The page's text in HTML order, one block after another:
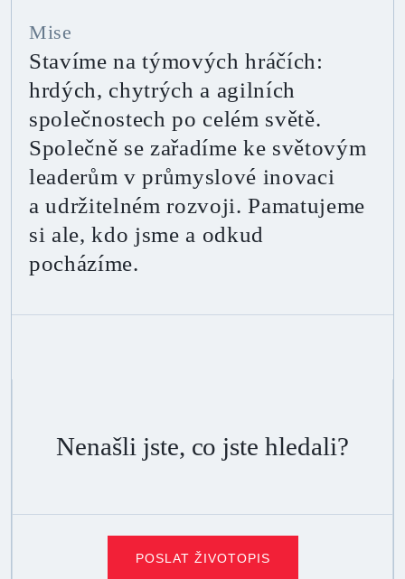
Mise
Stavíme na týmových hráčích:
hrdých, chytrých a agilních
společnostech po celém světě.
Společně se zařadíme ke světovým
leaderům v průmyslové inovaci
a udržitelném rozvoji. Pamatujeme
si ale, kdo jsme a odkud
pocházíme.
Nenašli jste, co jste hledali?
POSLAT ŽIVOTOPIS